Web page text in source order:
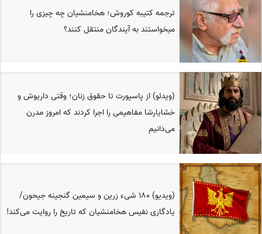
ترجمه کتیبه کوروش؛ هخامنشیان چه چیزی را
میخواستند به آیندگان منتقل کنند؟
(ویدئو) از پاسپورت تا حقوق زنان؛ وقتی داریوش و
خشایارشا مفاهیمی را اجرا کردند که امروز مدرن
می‌دانیم
(ویدیو) 180 شیء زرین و سیمین گنجینه جیحون/
یادگاری نفیس هخامنشیان که تاریخ را روایت می‌کند!